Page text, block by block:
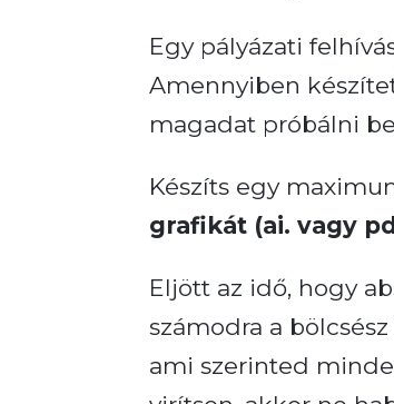
Egy pályázati
Amennyiben
magadat próbálni
Készíts egy
grafikát (ai. vagy
Eljött az idő, hogy
számodra a
ami szerinted